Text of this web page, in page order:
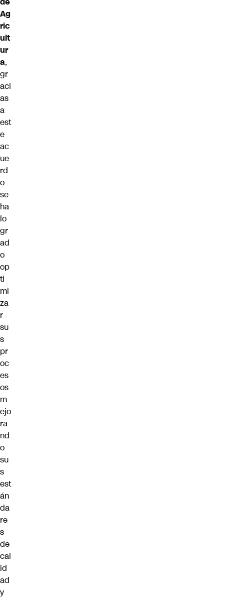
Ag
ric
ult
ur
a,
gr
aci
as
a
est
e
ac
ue
rd
o
se
ha
lo
gr
ad
o
op
ti
mi
za
r
su
s
pr
oc
es
os
m
ejo
ra
nd
o
su
s
est
án
da
re
s
de
cal
id
ad
y